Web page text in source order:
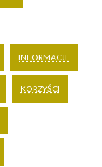
INFORMACJE
KORZYŚCI